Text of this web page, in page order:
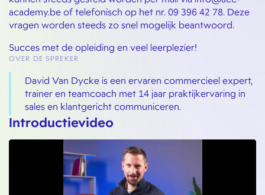
academy.be of telefonisch op het nr. 09 396 42 78. Deze
vragen worden steeds zo snel mogelijk beantwoord.
Succes met de opleiding en veel leerplezier!
OVER DE SPREKER
David Van Dycke is een ervaren commercieel expert,
trainer en teamcoach met 14 jaar praktijkervaring in
sales en klantgericht communiceren.
Introductievideo